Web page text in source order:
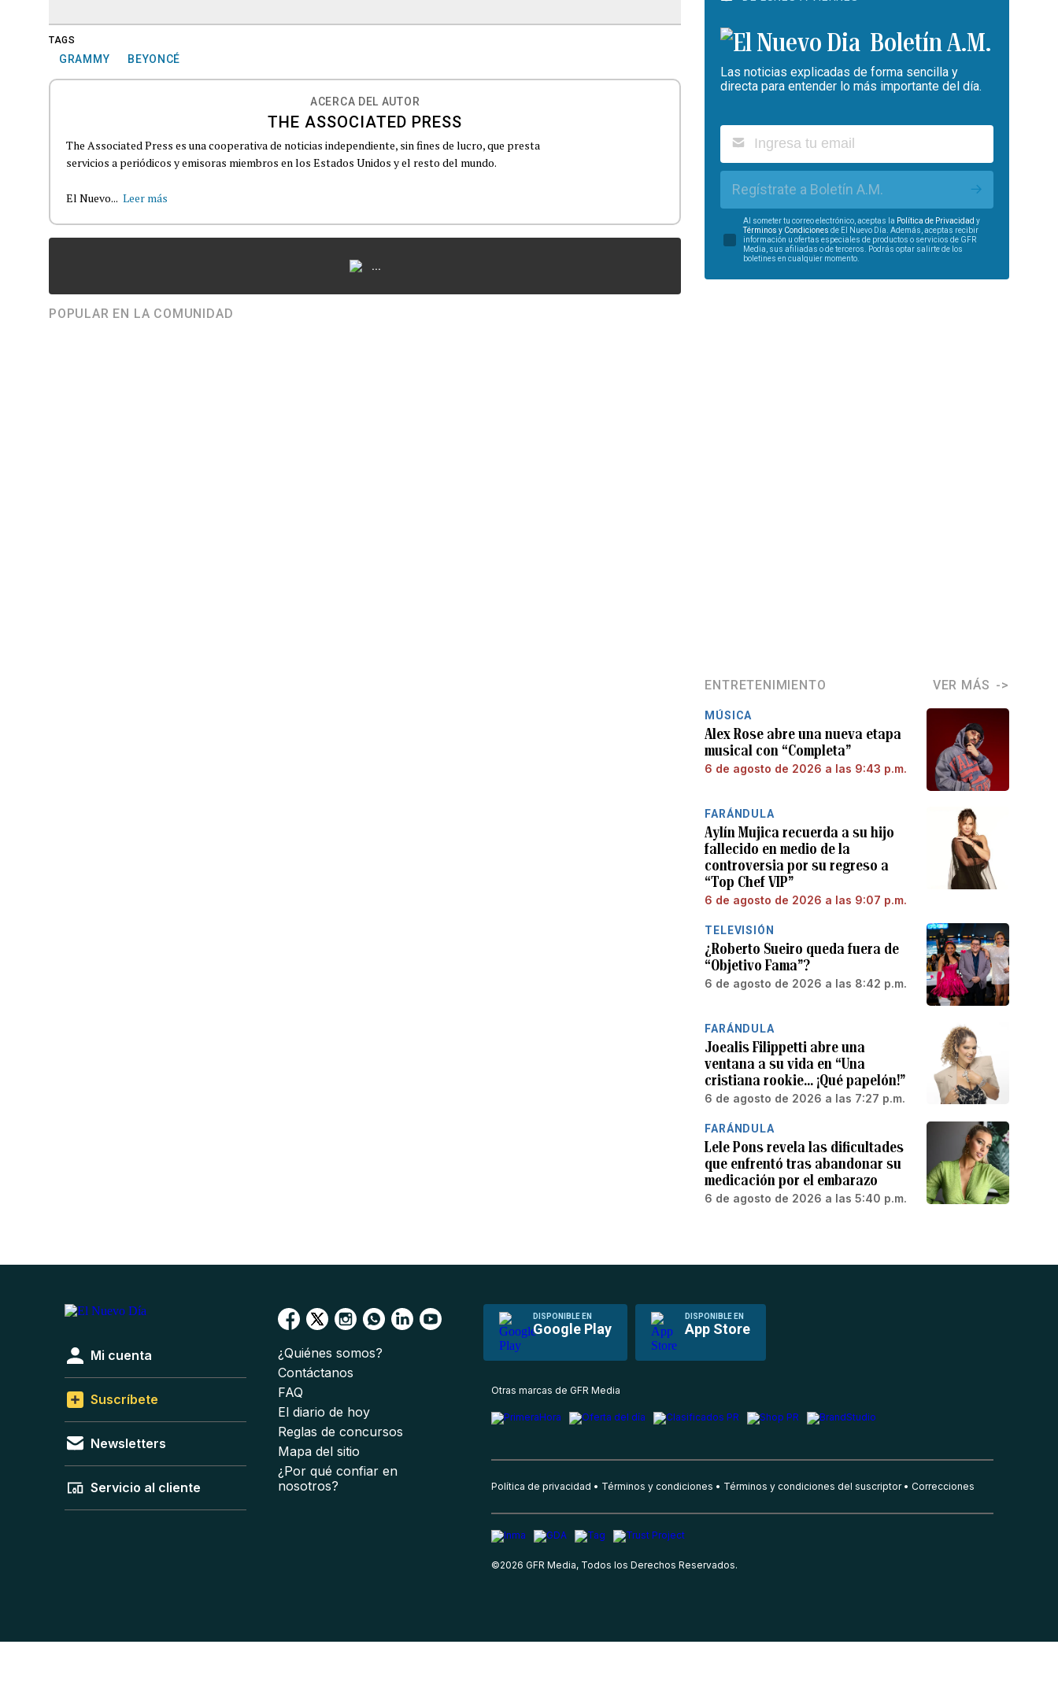
TAGS
GRAMMY BEYONCÉ
ACERCA DEL AUTOR
THE ASSOCIATED PRESS
The Associated Press es una cooperativa de noticias independiente, sin fines de lucro, que presta
servicios a periódicos y emisoras miembros en los Estados Unidos y el resto del mundo.
El Nuevo... Leer más
...
POPULAR EN LA COMUNIDAD
Boletín A.M.
Las noticias explicadas de forma sencilla y
directa para entender lo más importante del día.
Regístrate a Boletín A.M.
Al someter tu correo electrónico, aceptas la Política de Privacidad y
Términos y Condiciones de El Nuevo Día. Además, aceptas recibir
información u ofertas especiales de productos o servicios de GFR
Media, sus afiliadas o de terceros. Podrás optar salirte de los
boletines en cualquier momento.
ENTRETENIMIENTO VER MÁS
MÚSICA
Alex Rose abre una nueva etapa
musical con “Completa”
6 de agosto de 2026 a las 9:43 p.m.
FARÁNDULA
Aylín Mujica recuerda a su hijo
fallecido en medio de la
controversia por su regreso a
“Top Chef VIP”
6 de agosto de 2026 a las 9:07 p.m.
TELEVISIÓN
¿Roberto Sueiro queda fuera de
“Objetivo Fama”?
6 de agosto de 2026 a las 8:42 p.m.
FARÁNDULA
Joealis Filippetti abre una
ventana a su vida en “Una
cristiana rookie… ¡Qué papelón!”
6 de agosto de 2026 a las 7:27 p.m.
FARÁNDULA
Lele Pons revela las dificultades
que enfrentó tras abandonar su
medicación por el embarazo
6 de agosto de 2026 a las 5:40 p.m.
DISPONIBLE EN
Google Play
DISPONIBLE EN
App Store
Mi cuenta
Suscríbete
Newsletters
Servicio al cliente
¿Quiénes somos?
Contáctanos
FAQ
El diario de hoy
Reglas de concursos
Mapa del sitio
¿Por qué confiar en
nosotros?
Otras marcas de GFR Media
Política de privacidad Términos y condiciones Términos y condiciones del suscriptor Correcciones
©2026 GFR Media, Todos los Derechos Reservados.